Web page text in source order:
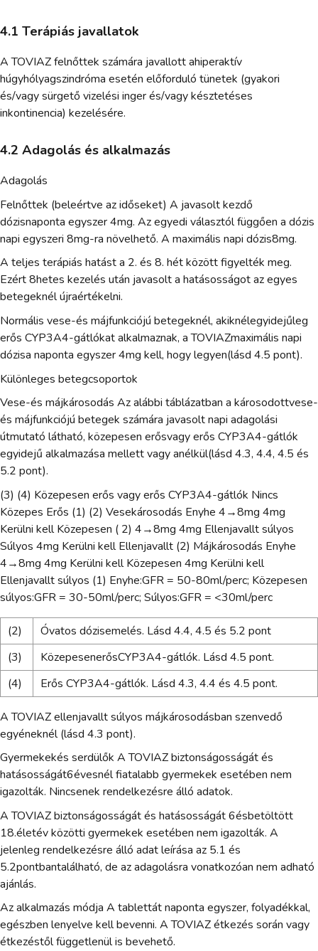
4.1 Terápiás javallatok
A TOVIAZ felnőttek számára javallott ahiperaktív
húgyhólyagszindróma esetén előforduló tünetek (gyakori
és/vagy sürgető vizelési inger és/vagy késztetéses
inkontinencia) kezelésére.
4.2 Adagolás és alkalmazás
Adagolás
Felnőttek (beleértve az időseket) A javasolt kezdő
dózisnaponta egyszer 4mg. Az egyedi választól függően a dózis
napi egyszeri 8mg-ra növelhető. A maximális napi dózis8mg.
A teljes terápiás hatást a 2. és 8. hét között figyelték meg.
Ezért 8hetes kezelés után javasolt a hatásosságot az egyes
betegeknél újraértékelni.
Normális vese-és májfunkciójú betegeknél, akiknélegyidejűleg
erős CYP3A4-gátlókat alkalmaznak, a TOVIAZmaximális napi
dózisa naponta egyszer 4mg kell, hogy legyen(lásd 4.5 pont).
Különleges betegcsoportok
Vese-és májkárosodás Az alábbi táblázatban a károsodottvese-
és májfunkciójú betegek számára javasolt napi adagolási
útmutató látható, közepesen erősvagy erős CYP3A4-gátlók
egyidejű alkalmazása mellett vagy anélkül(lásd 4.3, 4.4, 4.5 és
5.2 pont).
(3) (4) Közepesen erős vagy erős CYP3A4-gátlók Nincs
Közepes Erős (1) (2) Vesekárosodás Enyhe 4→8mg 4mg
Kerülni kell Közepesen ( 2) 4→8mg 4mg Ellenjavallt súlyos
Súlyos 4mg Kerülni kell Ellenjavallt (2) Májkárosodás Enyhe
4→8mg 4mg Kerülni kell Közepesen 4mg Kerülni kell
Ellenjavallt súlyos (1) Enyhe:GFR = 50-80ml/perc; Közepesen
súlyos:GFR = 30-50ml/perc; Súlyos:GFR = <30ml/perc
(2)
Óvatos dózisemelés. Lásd 4.4, 4.5 és 5.2 pont
(3)
KözepesenerősCYP3A4-gátlók. Lásd 4.5 pont.
(4)
Erős CYP3A4-gátlók. Lásd 4.3, 4.4 és 4.5 pont.
A TOVIAZ ellenjavallt súlyos májkárosodásban szenvedő
egyéneknél (lásd 4.3 pont).
Gyermekekés serdülők A TOVIAZ biztonságosságát és
hatásosságát6évesnél fiatalabb gyermekek esetében nem
igazolták. Nincsenek rendelkezésre álló adatok.
A TOVIAZ biztonságosságát és hatásosságát 6ésbetöltött
18.életév közötti gyermekek esetében nem igazolták. A
jelenleg rendelkezésre álló adat leírása az 5.1 és
5.2pontbantalálható, de az adagolásra vonatkozóan nem adható
ajánlás.
Az alkalmazás módja A tablettát naponta egyszer, folyadékkal,
egészben lenyelve kell bevenni. A TOVIAZ étkezés során vagy
étkezéstől függetlenül is bevehető.